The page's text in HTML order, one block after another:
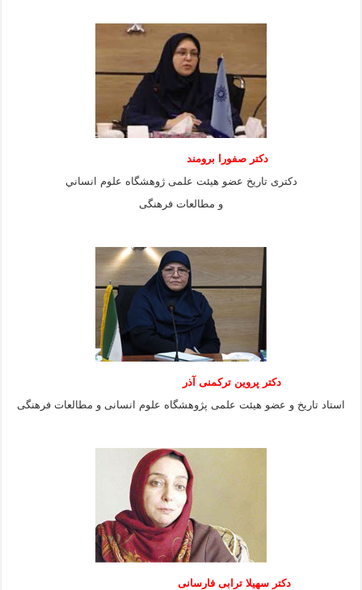
دكتر صفورا برومند
دكترى تاريخ عضو هيئت علمى ژوهشگاه علوم انساني
و مطالعات فرهنگى
دکتر پروین ترکمنی آذر
استاد تاریخ و عضو هیئت علمی پژوهشگاه علوم انسانی و مطالعات فرهنگى
دکتر سهیلا ترابی فارسانی